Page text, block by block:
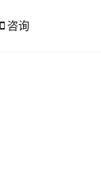
咨询